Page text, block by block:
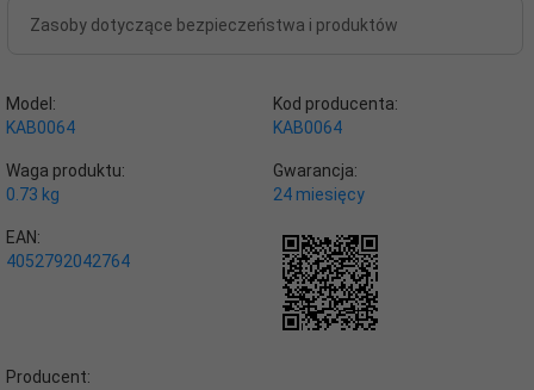
Zasoby dotyczące bezpieczeństwa i produktów
Model:
KAB0064
Kod producenta:
KAB0064
Waga produktu:
0.73 kg
Gwarancja:
24 miesięcy
EAN:
4052792042764
Producent: